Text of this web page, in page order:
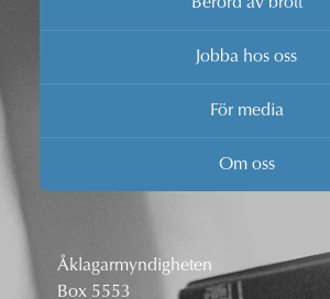
Jobba hos oss
För media
Om oss
Åklagarmyndigheten
Box 5553